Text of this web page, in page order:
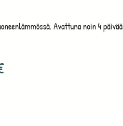
Avattuna noin 4 päivää